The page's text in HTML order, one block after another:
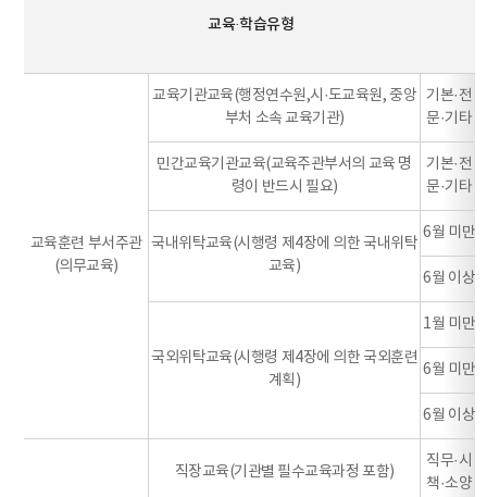
교육·학습유형
교육훈련 부서주관
(의무교육)
교육기관교육(행정연수원,시·도교육원, 중앙
부처 소속 교육기관)
기본·전
문·기타
민간교육기관교육(교육주관부서의 교육 명
령이 반드시 필요)
기본·전
문·기타
국내위탁교육(시행령 제4장에 의한 국내위탁
교육)
6월 미만
6월 이상
국외위탁교육(시행령 제4장에 의한 국외훈련
계획)
1월 미만
6월 미만
6월 이상
직장교육(기관별 필수교육과정 포함)
직무·시
책·소양